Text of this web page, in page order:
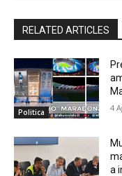
RELATED ARTICLES
Politica 4
a